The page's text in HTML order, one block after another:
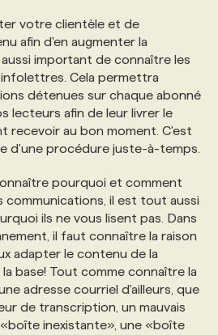
votre clientèle et de
afin d'en augmenter la
important de connaître les
Cela permettra
détenues sur chaque abonné
lecteurs afin de leur livrer le
recevoir au bon moment. C'est
d'une procédure juste-à-temps.
pourquoi et comment
communications, il est tout aussi
ils ne vous lisent pas. Dans
il faut connaître la raison
adapter le contenu de la
base! Tout comme connaître la
adresse courriel d'ailleurs, que
de transcription, un mauvais
inexistante», une «boîte